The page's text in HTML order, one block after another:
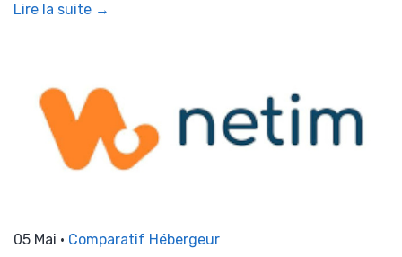
Lire la suite →
05 Mai • Comparatif Hébergeur